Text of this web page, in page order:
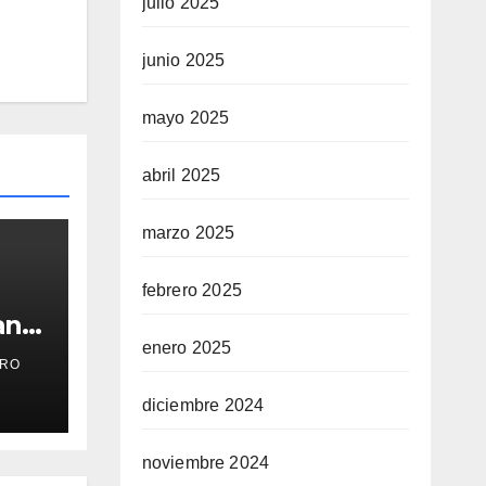
y
junio 2025
mayo 2025
abril 2025
marzo 2025
febrero 2025
enero 2025
diciembre 2024
noviembre 2024